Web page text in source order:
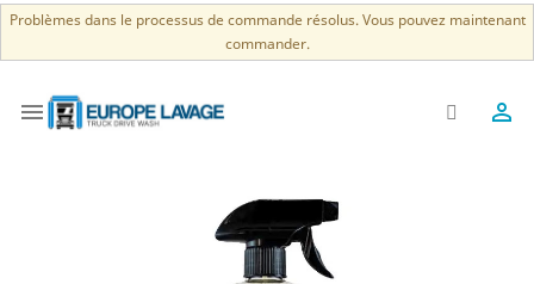
Problèmes dans le processus de commande résolus. Vous pouvez maintenant
commander.
 